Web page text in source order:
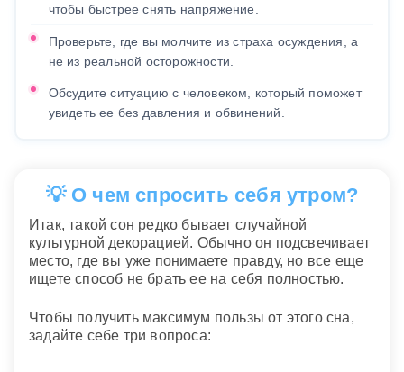
чтобы быстрее снять напряжение.
Проверьте, где вы молчите из страха осуждения, а
не из реальной осторожности.
Обсудите ситуацию с человеком, который поможет
увидеть ее без давления и обвинений.
💡 О чем спросить себя утром?
Итак, такой сон редко бывает случайной
культурной декорацией. Обычно он подсвечивает
место, где вы уже понимаете правду, но все еще
ищете способ не брать ее на себя полностью.
Чтобы получить максимум пользы от этого сна,
задайте себе три вопроса: